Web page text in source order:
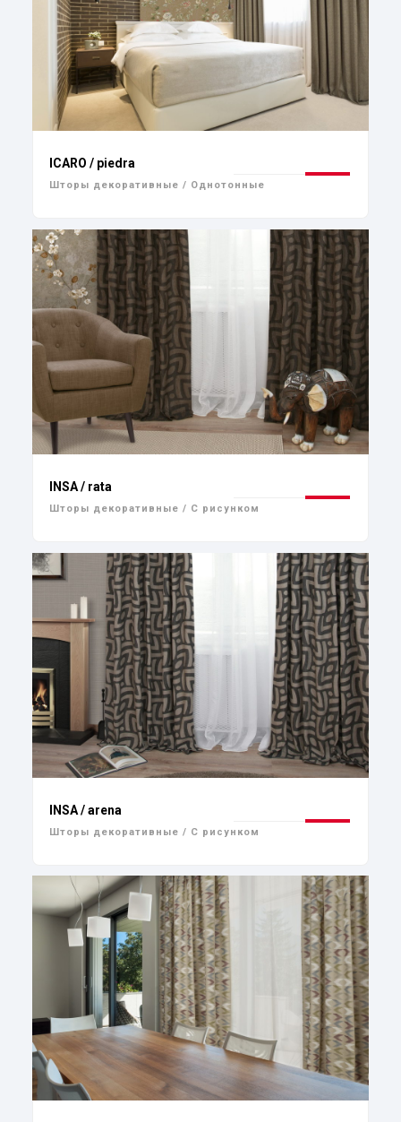
ICARO / piedra
Шторы декоративные / Однотонные
INSA / rata
Шторы декоративные / С рисунком
INSA / arena
Шторы декоративные / С рисунком